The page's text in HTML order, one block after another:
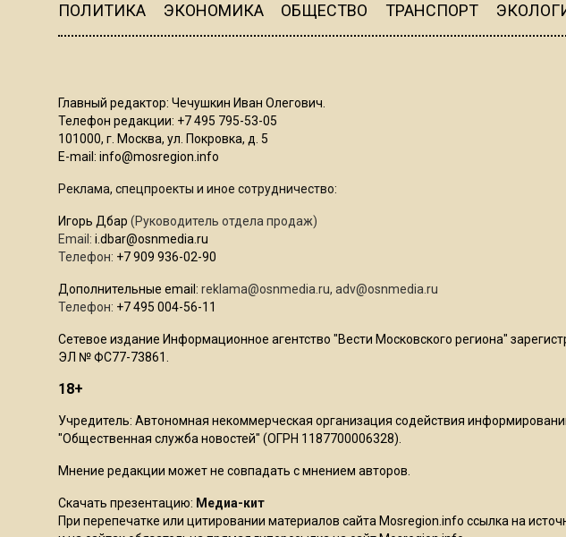
ПОЛИТИКА ЭКОНОМИКА ОБЩЕСТВО ТРАНСПОРТ
Главный редактор: Чечушкин Иван Олегович.
Телефон редакции: +7 495 795-53-05
101000, г. Москва, ул. Покровка, д. 5
E-mail: info@mosregion.info
Реклама, спецпроекты и иное сотрудничество:
Игорь Дбар (Руководитель отдела продаж)
Email: i.dbar@osnmedia.ru
Телефон: +7 909 936-02-90
Дополнительные email: reklama@osnmedia.ru, adv@osnmedia.ru
Телефон: +7 495 004-56-11
Сетевое издание Информационное агентство "Вести Московского региона"
ЭЛ № ФС77-73861.
18+
Учредитель: Автономная некоммерческая организация содействия
"Общественная служба новостей" (ОГРН 1187700006328).
Мнение редакции может не совпадать с мнением авторов.
Скачать презентацию: Медиа-кит
При перепечатке или цитировании материалов сайта Mosregion.info ссылка на